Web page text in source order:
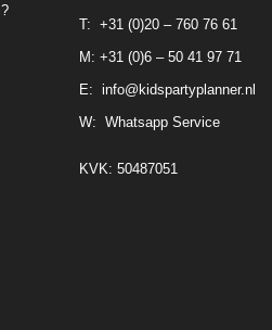
T:+31 (0)20 – 760 76 61
M:+31 (0)6 – 50 41 97 71
E:info@kidspartyplanner.nl
W:Whatsapp Service
KVK: 50487051